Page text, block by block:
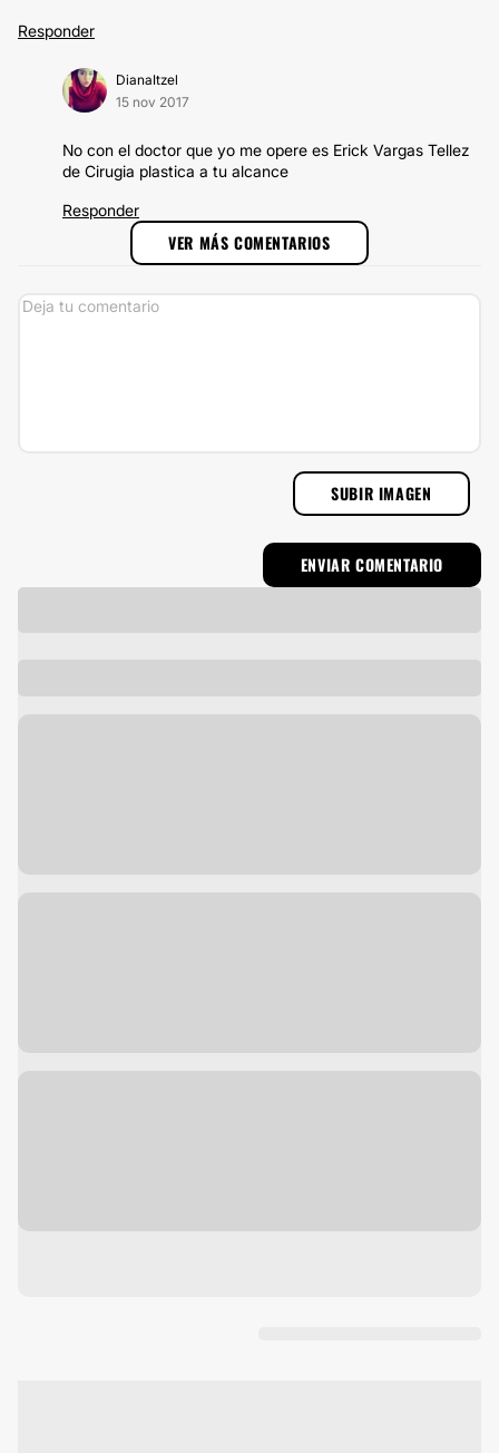
Responder
DianaItzel
15 nov 2017
No con el doctor que yo me opere es Erick Vargas Tellez
de Cirugia plastica a tu alcance
Responder
VER MÁS COMENTARIOS
SUBIR IMAGEN